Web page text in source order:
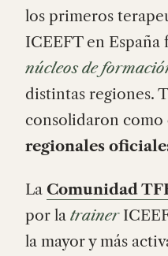
los primeros
ICEEFT en
núcleos de
distintas regiones.
consolidaron como
regionales
La Comunidad
por la trainer
la mayor y más